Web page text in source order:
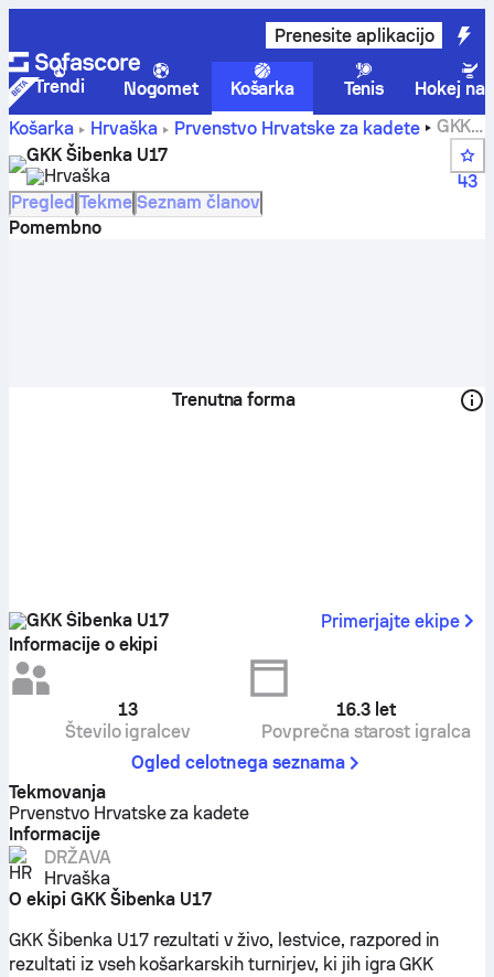
Prenesite aplikacijo
Trendi Nogomet Košarka Tenis
Hokej na
Košarka
Hrvaška Prvenstvo Hrvatske za kadete
GKK
Šibenka U17 rezultati, lestvica, razpored in igralci
GKK Šibenka U17
Hrvaška
43
Pregled Tekme Seznam članov
Pomembno
Trenutna forma
GKK Šibenka U17
Primerjajte ekipe
Informacije o ekipi
13
Število igralcev
16.3 let
Povprečna starost igralca
Ogled celotnega seznama
Tekmovanja
Prvenstvo Hrvatske za kadete
Informacije
DRŽAVA
Hrvaška
O ekipi GKK Šibenka U17
GKK Šibenka U17 rezultati v živo, lestvice, razpored in
rezultati iz vseh košarkarskih turnirjev, ki jih igra GKK